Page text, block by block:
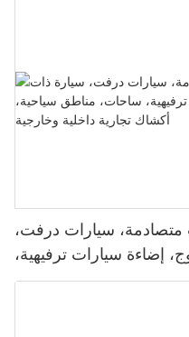
متصادمة، سيارات درفت،
إضاءة سيارات ترفيهية،
تجارية داخلية وخارجية